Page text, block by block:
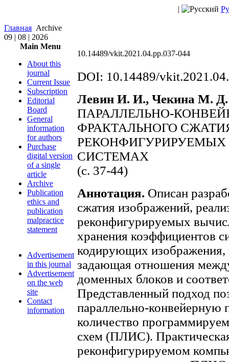
|
Главная Archive
09 | 08 | 2026
Main Menu
About this
journal
Current Issue
Subscription
Editorial
Board
General
information
for authors
Purchase
digital version
of a single
article
Archive
Publication
ethics and
publication
malpractice
statement
Advertisement
in this journal
Advertisement
on the web
site
Contact
information
10.14489/vkit.2021.04.pp.037-044
DOI: 10.14489/
Левин И. И., Чекина М. Д.
ПАРАЛЛЕЛЬНО-
ФРАКТАЛЬНОГО
СИСТЕМАХ
(с. 37-44)
Аннотация. Описан
сжатия изображений,
реконфигурируемых
хранения коэффициентов
кодирующих изображения,
задающая отношения
доменных блоков и
Представленный подход
параллельно-
количество
схем (ПЛИС).
реконфигурируемом